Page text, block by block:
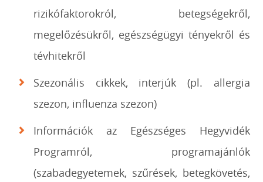
rizikófaktorokról, betegségekről,
megelőzésükről, egészségügyi tényekről és
tévhitekről
Szezonális cikkek, interjúk (pl. allergia
szezon, influenza szezon)
Információk az Egészséges Hegyvidék
Programról, programajánlók
(szabadegyetemek, szűrések, betegkövetés,